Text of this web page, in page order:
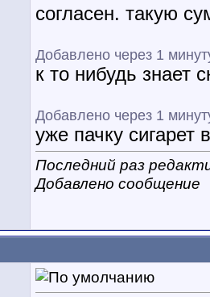
согласен. такую
Добавлено через 1
к то нибудь знает
Добавлено через 1
уже пачку сигарет
Последний раз
Добавлено сообщение